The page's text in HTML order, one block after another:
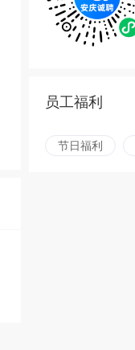
员工福利
节日福利